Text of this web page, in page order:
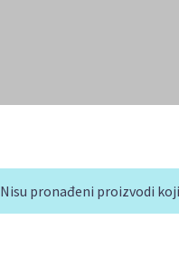
Nisu pronađeni proizvodi